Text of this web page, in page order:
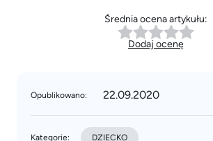
Średnia ocena artykułu:
Dodaj ocenę
Opublikowano: 22.09.2020
Kategorie: DZIECKO